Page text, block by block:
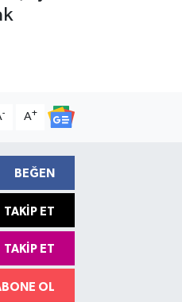
- A+
BEĞEN
TAKIP ET
TAKIP ET
OL